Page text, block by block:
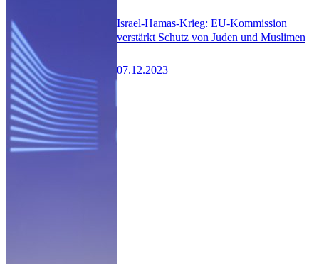
Israel-Hamas-Krieg: EU-Kommission
verstärkt Schutz von Juden und Muslimen
07.12.2023